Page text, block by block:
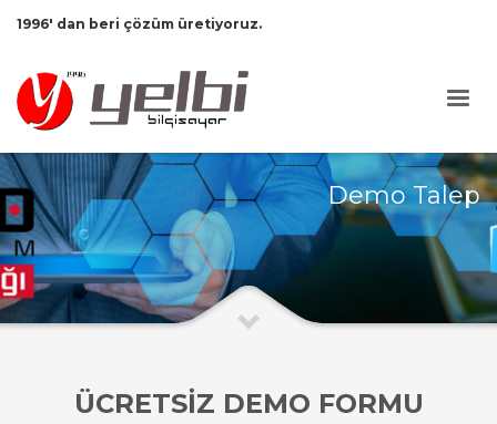
1996' dan beri çözüm üretiyoruz.
Demo Talep
ÜCRETSİZ DEMO FORMU